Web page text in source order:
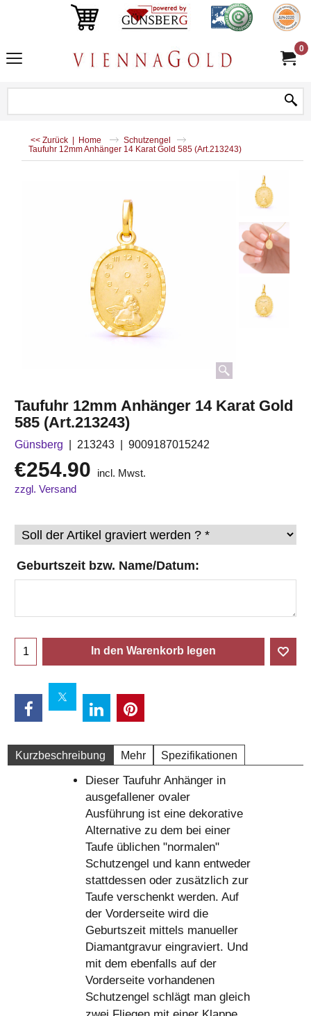
0
<< Zurück | Home
Schutzengel
Taufuhr 12mm Anhänger 14 Karat Gold 585 (Art.213243)
Taufuhr 12mm Anhänger 14 Karat Gold
585 (Art.213243)
Günsberg 213243 9009187015242
€254.90
incl. Mwst.
zzgl. Versand
Geburtszeit bzw. Name/Datum:
In den Warenkorb legen
Kurzbeschreibung Mehr Spezifikationen
Dieser Taufuhr Anhänger in
ausgefallener ovaler
Ausführung ist eine dekorative
Alternative zu dem bei einer
Taufe üblichen "normalen"
Schutzengel und kann entweder
stattdessen oder zusätzlich zur
Taufe verschenkt werden. Auf
der Vorderseite wird die
Geburtszeit mittels manueller
Diamantgravur eingraviert. Und
mit dem ebenfalls auf der
Vorderseite vorhandenen
Schutzengel schlägt man gleich